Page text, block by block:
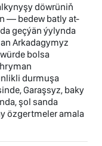
döwrüniň
— bedew batly at-
geçýän ýylynda
Arkadagymyz
bolsa
durmuşa
Garaşsyz, baky
şol sanda
özgertmeler amala